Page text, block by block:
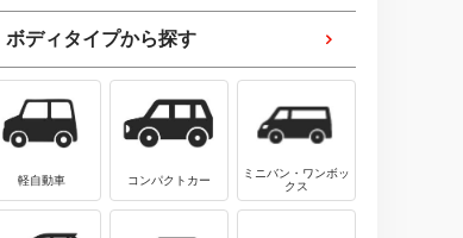
ボディタイプから探す
軽自動車 コンパクトカー
ミニバン・ワンボッ
クス